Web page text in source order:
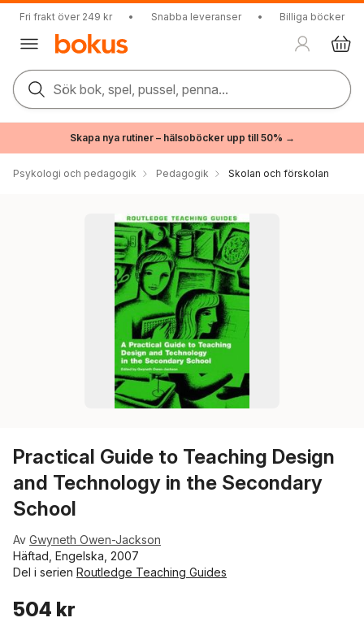
Fri frakt över 249 kr • Snabba leveranser • Billiga böcker
Sök bok, spel, pussel, penna...
Skapa nya rutiner – hälsoböcker upp till 50% →
Psykologi och pedagogik Pedagogik Skolan och förskolan
Practical Guide to Teaching Design
and Technology in the Secondary
School
Av Gwyneth Owen-Jackson
Häftad, Engelska, 2007
Del i serien Routledge Teaching Guides
504 kr